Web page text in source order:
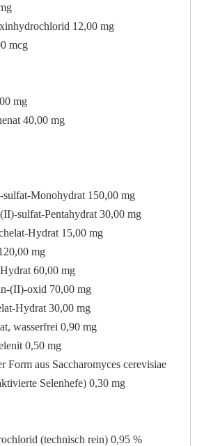
12,00 mg
mcg
mg
40,00 mg
sulfat-Monohydrat 150,00 mg
sulfat-Pentahydrat 30,00 mg
Hydrat 15,00 mg
mg
60,00 mg
(II)-oxid 70,00 mg
Hydrat 30,00 mg
wasserfrei 0,90 mg
0,50 mg
Form aus Saccharomyces cerevisiae
Selenhefe) 0,30 mg
(technisch rein) 0,95 %